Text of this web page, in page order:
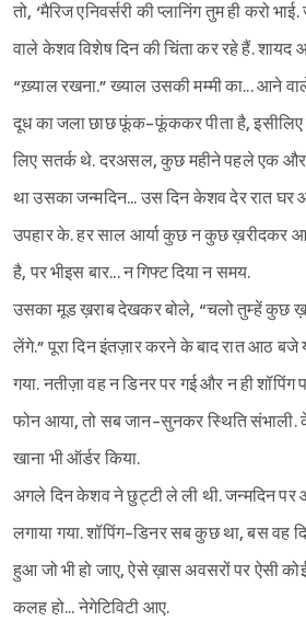
तो, ‘मैरिज एनिवर्सरी की प्लानिंग तुम ही करो
वाले केशव विशेष दिन की चिंता कर रहे हैं. शायद
“ख़्याल रखना.” ख्याल उसकी मम्मी का... आने
दूध का जला छाछ फूंक-फूंककर पीता है, इसीलिए
लिए सतर्क थे. दरअसल, कुछ महीने पहले एक और
था उसका जन्मदिन... उस दिन केशव देर रात घर
उपहार के. हर साल आर्या कुछ न कुछ ख़रीदकर
है, पर भीइस बार... न गिफ्ट दिया न समय.
उसका मूड ख़राब देखकर बोले, “चलो तुम्हें कुछ
लेंगे.” पूरा दिन इंतज़ार करने के बाद रात आठ
गया. नतीज़ा वह न डिनर पर गई और न ही शॉपिंग
फोन आया, तो सब जान-सुनकर स्थिति
खाना भी ऑर्डर किया.
अगले दिन केशव ने छुट्टी ले ली थी. जन्मदिन पर
लगाया गया. शॉपिंग-डिनर सब कुछ था, बस वह
हुआ जो भी हो जाए, ऐसे ख़ास अवसरों पर ऐसी
कलह हो... नेगेटिविटी आए.